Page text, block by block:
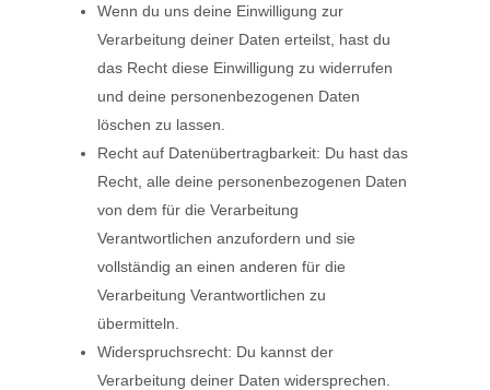
Wenn du uns deine Einwilligung zur
Verarbeitung deiner Daten erteilst, hast du
das Recht diese Einwilligung zu widerrufen
und deine personenbezogenen Daten
löschen zu lassen.
Recht auf Datenübertragbarkeit: Du hast das
Recht, alle deine personenbezogenen Daten
von dem für die Verarbeitung
Verantwortlichen anzufordern und sie
vollständig an einen anderen für die
Verarbeitung Verantwortlichen zu
übermitteln.
Widerspruchsrecht: Du kannst der
Verarbeitung deiner Daten widersprechen.